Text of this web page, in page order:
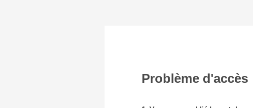
Problème d'accès